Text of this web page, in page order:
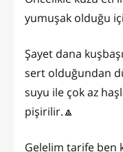
yumuşak olduğu
Şayet dana
sert olduğundan
suyu ile çok az
pişirilir.🔼
Gelelim tarife ben